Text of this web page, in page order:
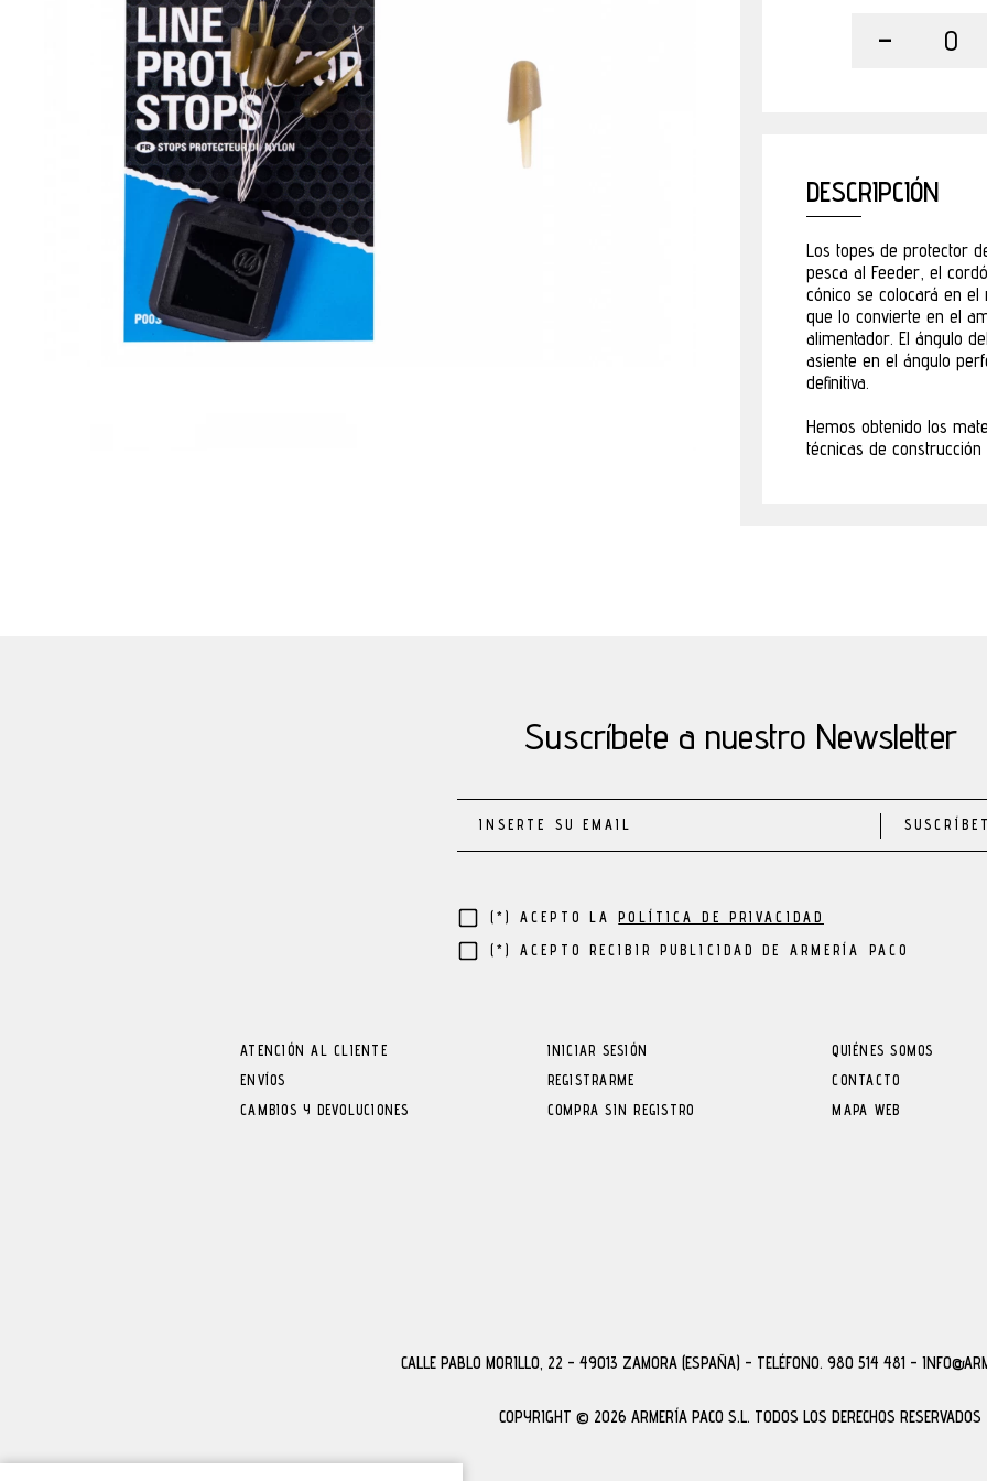
- 0
DESCRIPCIÓN
Los topes de protector
pesca al Feeder, el
cónico se colocará en
que lo convierte en el
alimentador. El ángulo
asiente en el ángulo
definitiva.
Hemos obtenido los
técnicas de
Suscríbete a nuestro Newsletter
(*) ACEPTO LA
POLÍTICA DE PRIVACIDAD
(*) ACEPTO RECIBIR PUBLICIDAD DE ARMERÍA PACO
ATENCIÓN AL CLIENTE
ENVÍOS
CAMBIOS Y DEVOLUCIONES
INICIAR SESIÓN
REGISTRARME
COMPRA SIN REGISTRO
QUIÉNES SOMOS
CONTACTO
MAPA WEB
CALLE PABLO MORILLO, 22 - 49013 ZAMORA (ESPAÑA) - TELÉFONO. 980 514 481 -
COPYRIGHT © 2026 ARMERÍA PACO S.L. TODOS LOS DERECHOS RESERVADOS